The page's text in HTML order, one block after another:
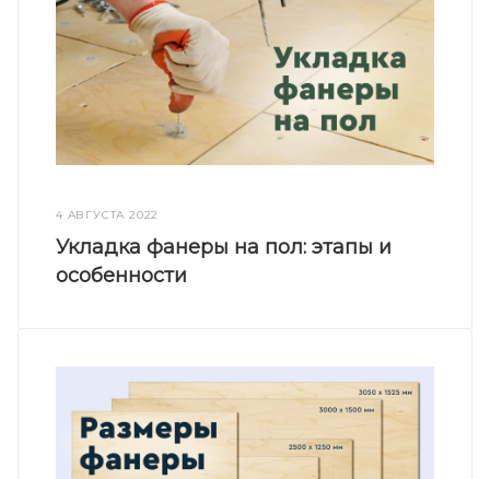
4 АВГУСТА 2022
Укладка фанеры на пол: этапы и
особенности